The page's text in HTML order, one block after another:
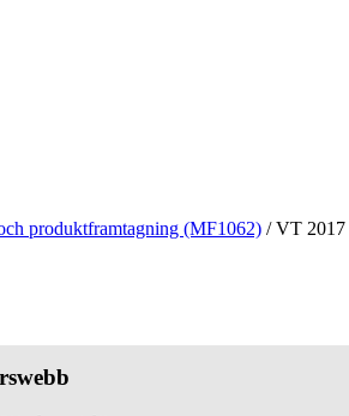
produktframtagning (MF1062) /VT 2017